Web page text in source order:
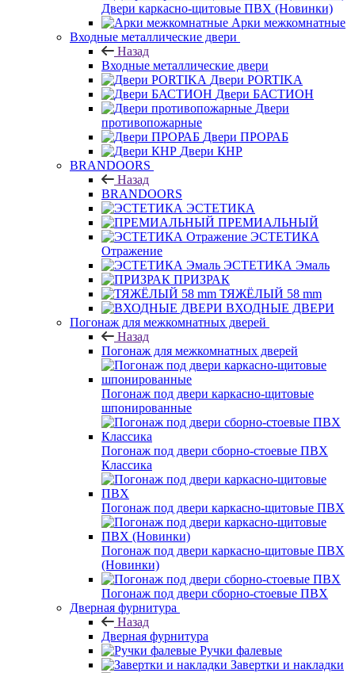
Двери каркасно-щитовые ПВХ (Новинки)
Арки межкомнатные
Входные металлические двери
Назад
Входные металлические двери
Двери PORTIKA
Двери БАСТИОН
Двери
противопожарные
Двери ПРОРАБ
Двери КНР
BRANDOORS
Назад
BRANDOORS
ЭСТЕТИКА
ПРЕМИАЛЬНЫЙ
ЭСТЕТИКА
Отражение
ЭСТЕТИКА Эмаль
ПРИЗРАК
ТЯЖЁЛЫЙ 58 mm
ВХОДНЫЕ ДВЕРИ
Погонаж для межкомнатных дверей
Назад
Погонаж для межкомнатных дверей
Погонаж под двери каркасно-щитовые
шпонированные
Погонаж под двери сборно-стоевые ПВХ
Классика
Погонаж под двери каркасно-щитовые ПВХ
Погонаж под двери каркасно-щитовые ПВХ
(Новинки)
Погонаж под двери сборно-стоевые ПВХ
Дверная фурнитура
Назад
Дверная фурнитура
Ручки фалевые
Завертки и накладки